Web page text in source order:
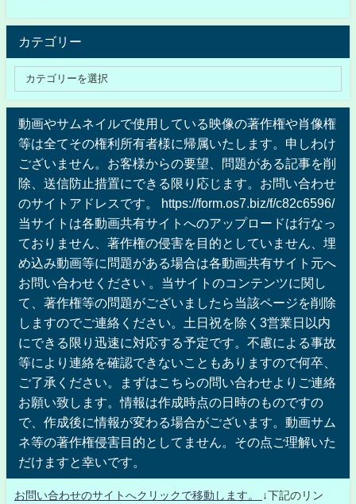
カテゴリー
動画やサムネイルで使用している映像の著作権や肖像権
等は全てその権利所有者様に帰属いたします。申しわけ
ございません。お客様からの要望、問題がある記事を削
除、送信防止措置にできる限り応じます。お問い合わせ
のサイトアドレスです。 https://form.os7.biz/f/c82c6596/
当サイトは各動画共有サイトへのアップロードは行なっ
ておりません、著作権の侵害を目的としていません、埋
め込み動画等に問題がある場合は各動画共有サイト元へ
お問い合わせください 。当サイトのコンテンツに関し
て、著作権等の問題がございましたら当該ページを削除
しますのでご連絡ください。土日祝を除く3営業日以内
にできる限り迅速に対応する予定です。不慮による事故
等により連絡を確認できないこともありますので何卒、
ご了承ください。まずはこちらの問い合わせよりご連絡
お願い致します。情報は作成時点の日時のものですの
で、作成後に情報が変わる場合がございます。動画サム
ネ等の著作権侵害目的としてません。その点ご理解いた
だけますと幸いです。
お問い合わせのサイトへクリックで移動します。
↓下記のリン